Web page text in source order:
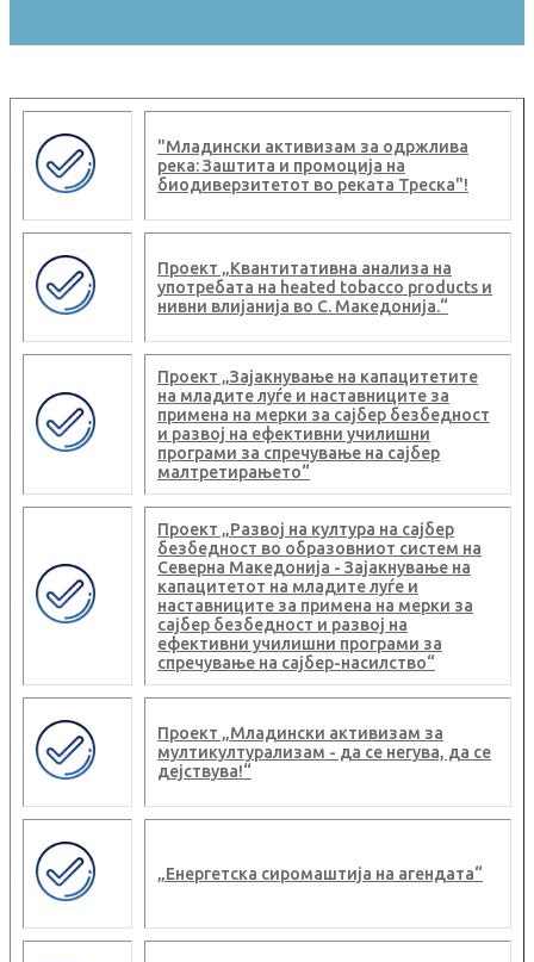
"Младински активизам за одржлива
река: Заштита и промоција на
биодиверзитетот во реката Треска"!
Проект „Квантитативна анализа на
употребата на heated tobacco products и
нивни влијанија во С. Македонија.“
Проект „Зајакнување на капацитетите
на младите луѓе и наставниците за
примена на мерки за сајбер безбедност
и развој на ефективни училишни
програми за спречување на сајбер
малтретирањето“
Проект „Развој на култура на сајбер
безбедност во образовниот систем на
Северна Македонија - Зајакнување на
капацитетот на младите луѓе и
наставниците за примена на мерки за
сајбер безбедност и развој на
ефективни училишни програми за
спречување на сајбер-насилство“
Проект „Младински активизам за
мултикултурализам - да се негува, да се
дејствува!“
„Енергетска сиромаштија на агендата“